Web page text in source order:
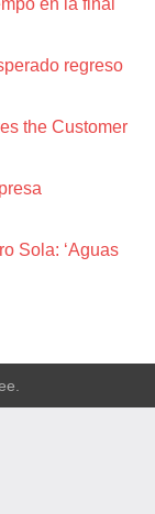
en la final
regreso
the Customer
Sola: ‘Aguas